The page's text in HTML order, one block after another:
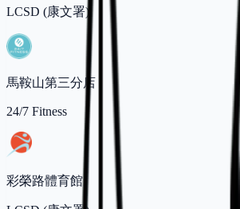
LCSD (康文署)
馬鞍山第三分店
24/7 Fitness
彩榮路體育館